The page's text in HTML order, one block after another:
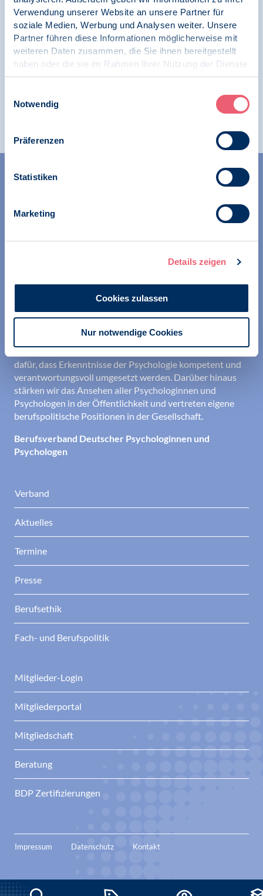
Verwendung unserer Website an unsere Partner für
soziale Medien, Werbung und Analysen weiter. Unsere
Partner führen diese Informationen möglicherweise mit
weiteren Daten zusammen, die Sie ihnen bereitgestellt
haben oder die sie im Rahmen Ihrer Nutzung der Dienste
gesammelt haben.
Notwendig
Präferenzen
Statistiken
Marketing
Details zeigen
Cookies zulassen
Nur notwendige Cookies
Relevante Nachrichten
02.06.2020
Test - Mit related News, Links + Files
ihrer Berufsausübung und bei der Festigung ihrer
anderem durch Orientierung beim Aufbau der beruflichen
Existenz sowie durch die kontinuierliche Bereitstellung
aktueller Informationen aus Wissenschaft und Praxis für
dafür, dass Erkenntnisse der Psychologie kompetent und
verantwortungsvoll umgesetzt werden. Darüber hinaus
stärken wir das Ansehen aller Psychologinnen und
Psychologen in der Öffentlichkeit und vertreten eigene
berufspolitische Positionen in der Gesellschaft.
Berufsverband Deutscher Psychologinnen und
Psychologen
Verband
Aktuelles
Termine
Presse
Berufsethik
Fach- und Berufspolitik
Mitglieder-Login
Mitgliederportal
Mitgliedschaft
Beratung
BDP Zertifizierungen
Impressum Datenschutz Kontakt